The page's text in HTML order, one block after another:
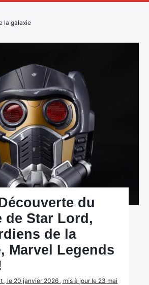
la galaxie
du
de Star Lord,
de la
Marvel Legends
, le 20 janvier 2026 , mis à jour le 23 mai